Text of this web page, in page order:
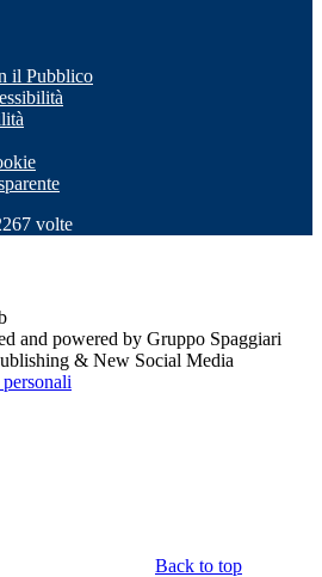
il Pubblico
volte
and powered by Gruppo Spaggiari
& New Social Media
Back to top